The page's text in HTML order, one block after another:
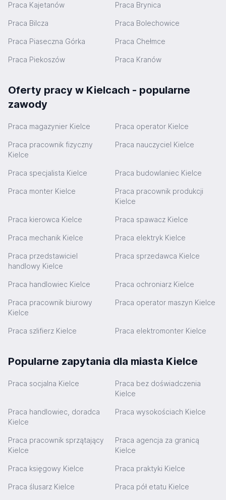
Praca Kajetanów Praca Brynica
Praca Bilcza Praca Bolechowice
Praca Piaseczna Górka Praca Chełmce
Praca Piekoszów Praca Kranów
Oferty pracy w Kielcach - popularne
zawody
Praca magazynier Kielce Praca operator Kielce
Praca pracownik fizyczny
Kielce
Praca nauczyciel Kielce
Praca specjalista Kielce Praca budowlaniec Kielce
Praca monter Kielce
Praca pracownik produkcji
Kielce
Praca kierowca Kielce Praca spawacz Kielce
Praca mechanik Kielce Praca elektryk Kielce
Praca przedstawiciel
handlowy Kielce
Praca sprzedawca Kielce
Praca handlowiec Kielce Praca ochroniarz Kielce
Praca pracownik biurowy
Kielce
Praca operator maszyn Kielce
Praca szlifierz Kielce Praca elektromonter Kielce
Popularne zapytania dla miasta Kielce
Praca socjalna Kielce
Praca bez doświadczenia
Kielce
Praca handlowiec, doradca
Kielce
Praca wysokościach Kielce
Praca pracownik sprzątający
Kielce
Praca agencja za granicą
Kielce
Praca księgowy Kielce Praca praktyki Kielce
Praca ślusarz Kielce Praca pół etatu Kielce